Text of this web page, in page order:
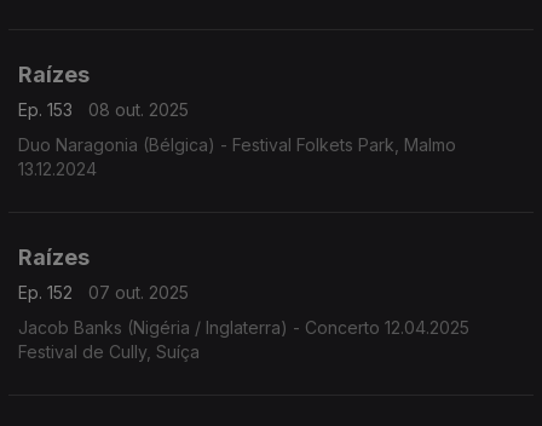
Raízes
Ep. 153
08 out. 2025
Duo Naragonia (Bélgica) - Festival Folkets Park, Malmo
13.12.2024
Raízes
Ep. 152
07 out. 2025
Jacob Banks (Nigéria / Inglaterra) - Concerto 12.04.2025
Festival de Cully, Suíça